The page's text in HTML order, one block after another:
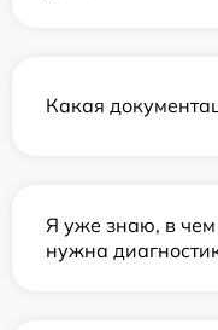
Какая
Я уже знаю, в
нужна